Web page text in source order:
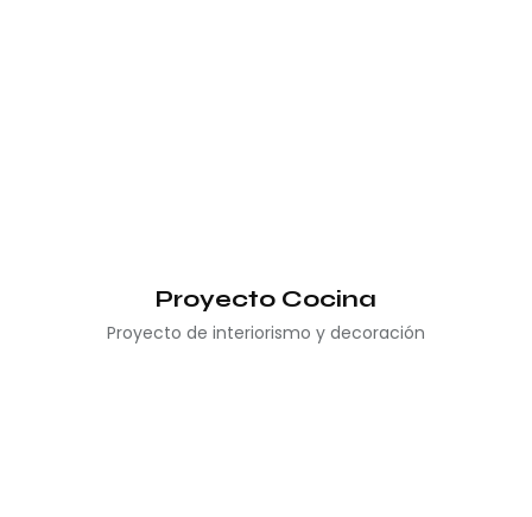
Proyecto Cocina
Proyecto de interiorismo y decoración